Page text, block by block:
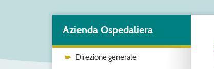
Azienda Ospedaliera
Direzione generale